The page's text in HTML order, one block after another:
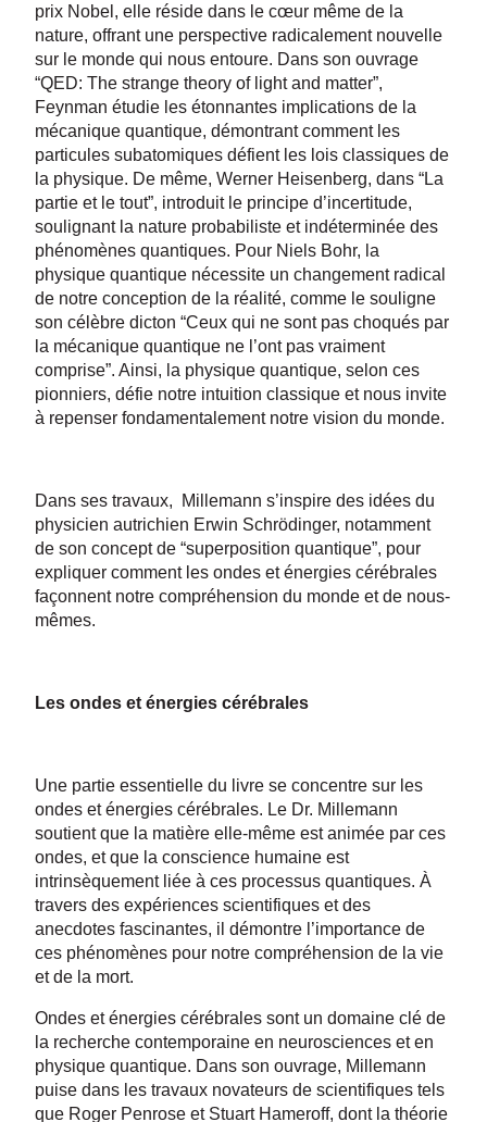
prix Nobel, elle réside dans le cœur même de la
nature, offrant une perspective radicalement nouvelle
sur le monde qui nous entoure. Dans son ouvrage
“QED: The strange theory of light and matter”,
Feynman étudie les étonnantes implications de la
mécanique quantique, démontrant comment les
particules subatomiques défient les lois classiques de
la physique. De même, Werner Heisenberg, dans “La
partie et le tout”, introduit le principe d’incertitude,
soulignant la nature probabiliste et indéterminée des
phénomènes quantiques. Pour Niels Bohr, la
physique quantique nécessite un changement radical
de notre conception de la réalité, comme le souligne
son célèbre dicton “Ceux qui ne sont pas choqués par
la mécanique quantique ne l’ont pas vraiment
comprise”. Ainsi, la physique quantique, selon ces
pionniers, défie notre intuition classique et nous invite
à repenser fondamentalement notre vision du monde.
Dans ses travaux, Millemann s’inspire des idées du
physicien autrichien Erwin Schrödinger, notamment
de son concept de “superposition quantique”, pour
expliquer comment les ondes et énergies cérébrales
façonnent notre compréhension du monde et de nous-
mêmes.
Les ondes et énergies cérébrales
Une partie essentielle du livre se concentre sur les
ondes et énergies cérébrales. Le Dr. Millemann
soutient que la matière elle-même est animée par ces
ondes, et que la conscience humaine est
intrinsèquement liée à ces processus quantiques. À
travers des expériences scientifiques et des
anecdotes fascinantes, il démontre l’importance de
ces phénomènes pour notre compréhension de la vie
et de la mort.
Ondes et énergies cérébrales sont un domaine clé de
la recherche contemporaine en neurosciences et en
physique quantique. Dans son ouvrage, Millemann
puise dans les travaux novateurs de scientifiques tels
que Roger Penrose et Stuart Hameroff, dont la théorie